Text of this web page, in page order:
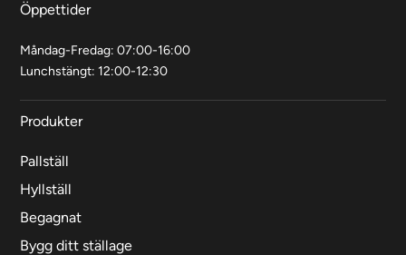
Öppettider
Måndag-Fredag: 07:00-16:00
Lunchstängt: 12:00-12:30
Produkter
Pallställ
Hyllställ
Begagnat
Bygg ditt ställage